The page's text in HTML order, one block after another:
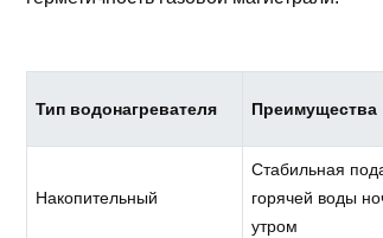
Тип водонагревателя Преимущества
Накопительный
Стабильная
горячей воды
утром